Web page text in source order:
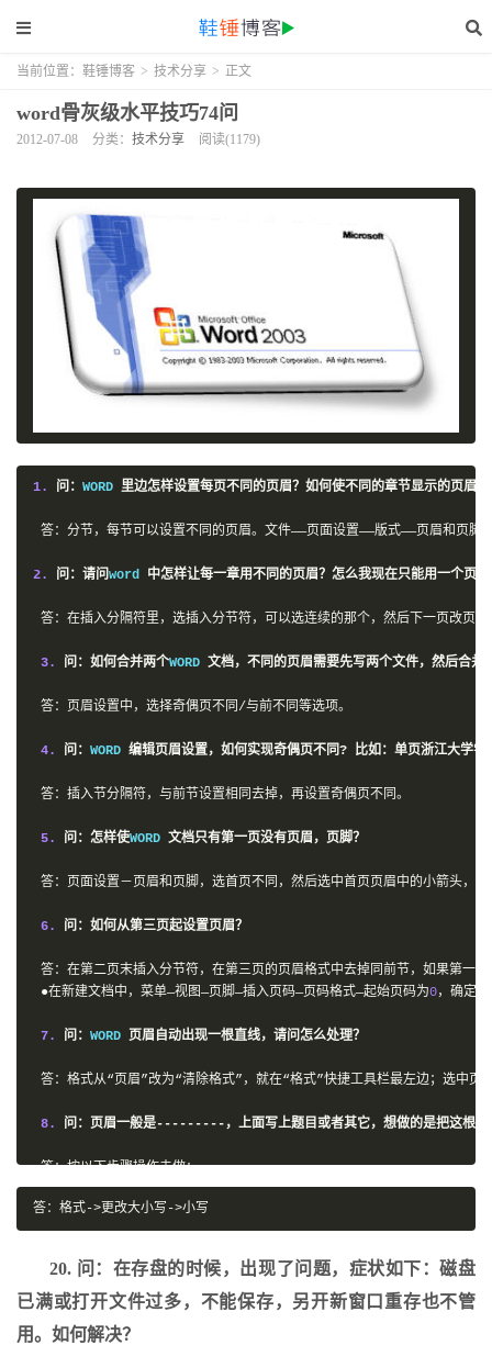
当前位置： 鞋锤博客 > 技术分享 > 正文
word骨灰级水平技巧74问
2012-07-08 分类： 技术分享 阅读(1179)
1. 问： WORD 里边怎样设置每页不同的页眉？如何使不同的章节显示的页眉
答：分节，每节可以设置不同的页眉。文件――页面设置――版式――页眉和页脚
2. 问：请问word 中怎样让每一章用不同的页眉？怎么我现在只能用一个页
答：在插入分隔符里，选插入分节符，可以选连续的那个，然后下一页改页
3. 问：如何合并两个WORD 文档，不同的页眉需要先写两个文件，然后合并
答：页眉设置中，选择奇偶页不同/与前不同等选项。
4. 问： WORD 编辑页眉设置，如何实现奇偶页不同? 比如：单页浙江大学
答：插入节分隔符，与前节设置相同去掉，再设置奇偶页不同。
5. 问：怎样使WORD 文档只有第一页没有页眉，页脚？
答：页面设置－页眉和页脚，选首页不同，然后选中首页页眉中的小箭头，
6. 问：如何从第三页起设置页眉？
答：在第二页末插入分节符，在第三页的页眉格式中去掉同前节，如果第一
●在新建文档中，菜单―视图―页脚―插入页码―页码格式―起始页码为0，确定
7. 问： WORD 页眉自动出现一根直线，请问怎么处理？
答：格式从“页眉”改为“清除格式”，就在“格式”快捷工具栏最左边；选中页
8. 问：页眉一般是---------，上面写上题目或者其它，想做的是把这根线
答：按以下步骤操作去做：
●选中页眉的文字，包括最后面的箭头●格式－边框和底纹●选线性为双线的
9. 问：Word 中的脚注如何删除？把正文相应的符号删除，内容可以删除，
答：步骤如下： 1、切换到普通视图，菜单中“视图”――“脚注”，这时最下方
10. 问：Word
答：格式->更改大小写->小写
20. 问：在存盘的时候，出现了问题，症状如下：磁盘
已满或打开文件过多，不能保存，另开新窗口重存也不管
用。如何解决？